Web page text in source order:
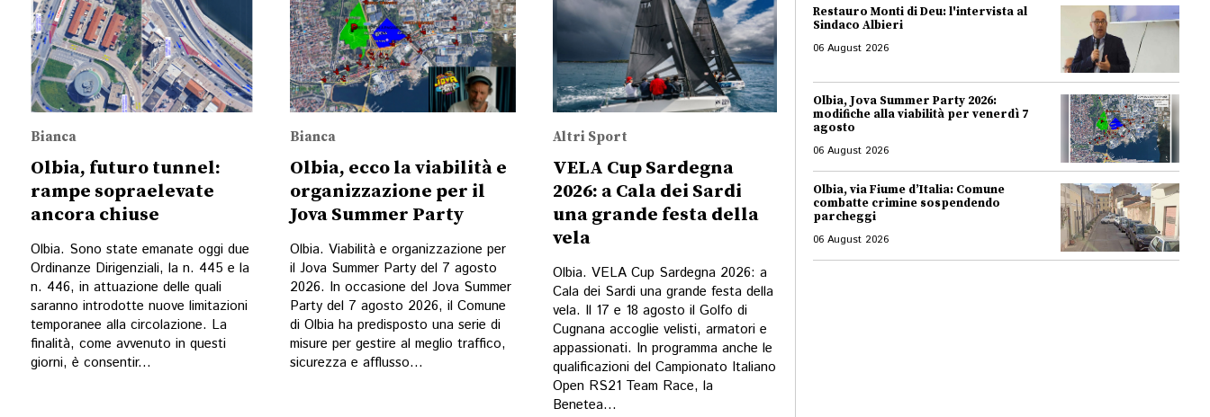
Bianca
Olbia, futuro tunnel:
rampe sopraelevate
ancora chiuse
Olbia. Sono state emanate oggi due
Ordinanze Dirigenziali, la n. 445 e la
n. 446, in attuazione delle quali
saranno introdotte nuove limitazioni
temporanee alla circolazione. La
finalità, come avvenuto in questi
giorni, è consentir...
Bianca
Olbia, ecco la viabilità e
organizzazione per il
Jova Summer Party
Olbia. Viabilità e organizzazione per
il Jova Summer Party del 7 agosto
2026. In occasione del Jova Summer
Party del 7 agosto 2026, il Comune
di Olbia ha predisposto una serie di
misure per gestire al meglio traffico,
sicurezza e afflusso...
Altri Sport
VELA Cup Sardegna
2026: a Cala dei Sardi
una grande festa della
vela
Olbia. VELA Cup Sardegna 2026: a
Cala dei Sardi una grande festa della
vela. Il 17 e 18 agosto il Golfo di
Cugnana accoglie velisti, armatori e
appassionati. In programma anche le
qualificazioni del Campionato Italiano
Open RS21 Team Race, la
Benetea...
Restauro Monti di Deu: l'intervista al
Sindaco Albieri
06 August 2026
Olbia, Jova Summer Party 2026:
modifiche alla viabilità per venerdì 7
agosto
06 August 2026
Olbia, via Fiume d’Italia: Comune
combatte crimine sospendendo
parcheggi
06 August 2026